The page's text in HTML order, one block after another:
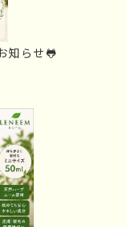
知らせ🐸